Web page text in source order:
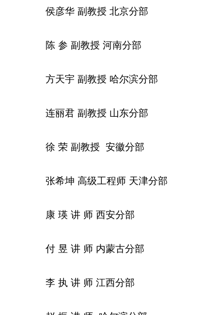
侯彦华 副教授 北京分部
陈 参 副教授 河南分部
方天宇 副教授 哈尔滨分部
连丽君 副教授 山东分部
徐 荣 副教授 安徽分部
张希坤 高级工程师 天津分部
康 瑛 讲 师 西安分部
付 昱 讲 师 内蒙古分部
李 执 讲 师 江西分部